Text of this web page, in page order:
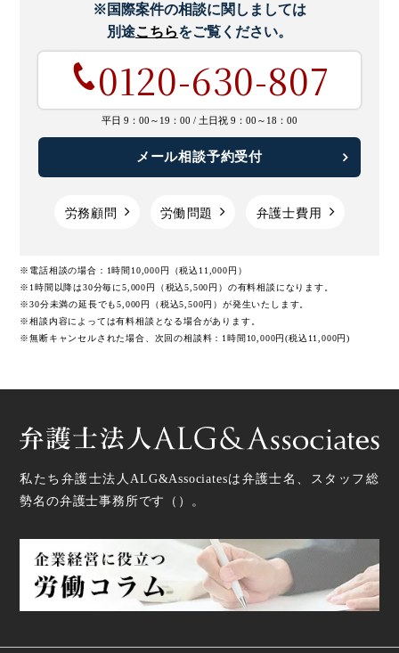
※国際案件の相談に関しましては
別途こちらをご覧ください。
0120-630-807
平日 9：00～19：00 / 土日祝 9：00～18：00
メール相談予約受付
労務顧問 労働問題 弁護士費用
※電話相談の場合：1時間10,000円（税込11,000円）
※1時間以降は30分毎に5,000円（税込5,500円）の有料相談になります。
※30分未満の延長でも5,000円（税込5,500円）が発生いたします。
※相談内容によっては有料相談となる場合があります。
※無断キャンセルされた場合、次回の相談料：1時間10,000円(税込11,000円)
私たち弁護士法人ALG&Associatesは弁護士名、スタッフ 総
勢名の弁護士事務所です（ ）。